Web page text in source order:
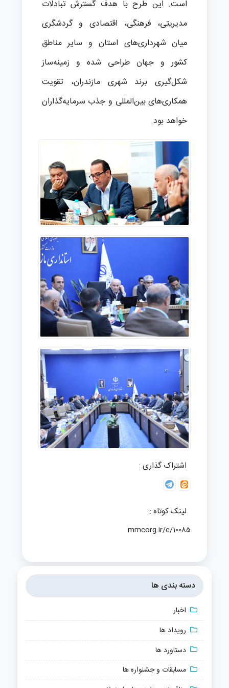
است. این طرح با هدف گسترش تبادلات
مدیریتی، فرهنگی، اقتصادی و گردشگری
میان شهرداری‌های استان و سایر مناطق
کشور و جهان طراحی شده و زمینه‌ساز
شکل‌گیری برند شهری مازندران، تقویت
همکاری‌های بین‌المللی و جذب سرمایه‌گذاران
خواهد بود.
اشتراک گذاری :
لینک کوتاه :
mmcorg.ir/c/10085
دسته بندی ها
اخبار
رویداد ها
دستاورد ها
مسابقات و جشنواره ها